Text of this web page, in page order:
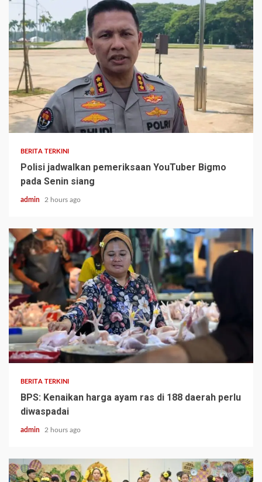
BERITA TERKINI
Polisi jadwalkan pemeriksaan YouTuber Bigmo
pada Senin siang
admin 2 hours ago
BERITA TERKINI
BPS: Kenaikan harga ayam ras di 188 daerah perlu
diwaspadai
admin 2 hours ago